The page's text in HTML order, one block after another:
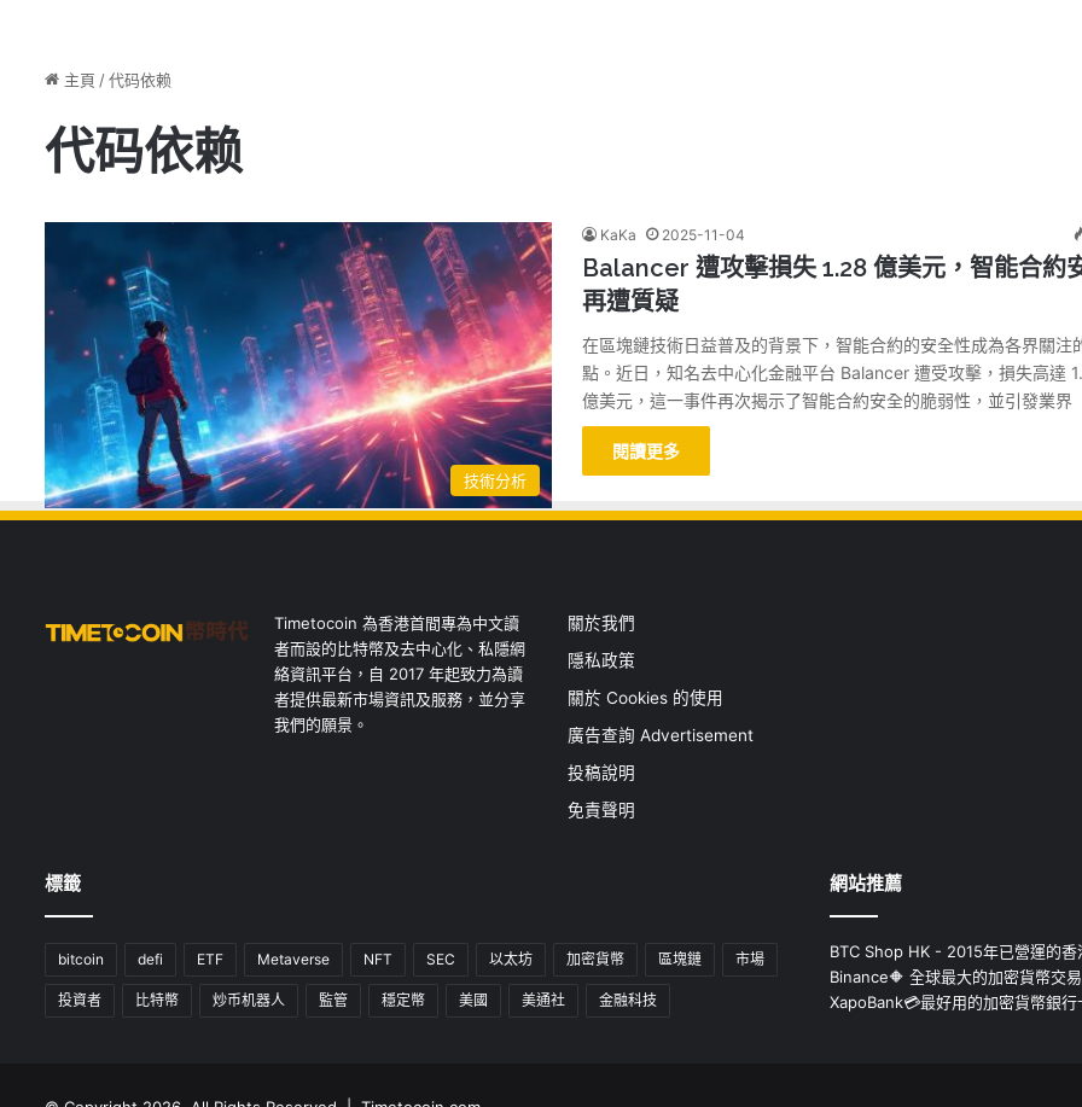
主頁 /代码依赖
代码依赖
技術分析
KaKa 2025-11-04
Balancer 遭攻擊損失 1.28 億美元，智能合約
再遭質疑
在區塊鏈技術日益普及的背景下，智能合約的安全性成為各界關注
點。近日，知名去中心化金融平台 Balancer 遭受攻擊，損失高達
億美元，這一事件再次揭示了智能合約安全的脆弱性，並引發業界
閱讀更多
Timetocoin 為香港首間專為中文讀
者而設的比特幣及去中心化、私隱網
絡資訊平台，自 2017 年起致力為讀
者提供最新市場資訊及服務，並分享
我們的願景。
關於我們
隱私政策
關於 Cookies 的使用
廣告查詢 Advertisement
投稿說明
免責聲明
標籤
bitcoin defi ETF Metaverse NFT SEC 以太坊 加密貨幣 區塊鏈 市場
投資者 比特幣 炒币机器人 監管 穩定幣 美國 美通社 金融科技
網站推薦
BTC Shop HK - 2015年已營運的
Binance🔶 全球最大的加密貨幣交
XapoBank💳最好用的加密貨幣銀行